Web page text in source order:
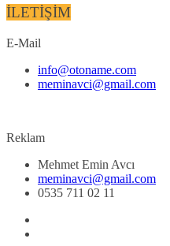
İLETİŞİM
E-Mail
info@otoname.com
meminavci@gmail.com
Reklam
Mehmet Emin Avcı
meminavci@gmail.com
0535 711 02 11